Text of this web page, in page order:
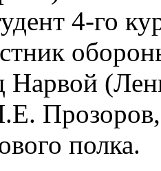
4-го
Нарвой
полка.